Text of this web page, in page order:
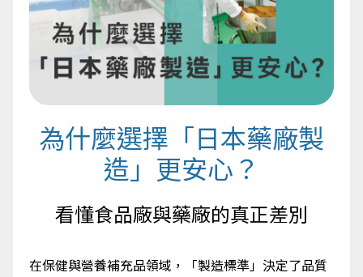
為什麼選擇「日本藥廠製
造」更安心？
看懂食品廠與藥廠的真正差別
在保健與營養補充品領域，「製造標準」決定了品質